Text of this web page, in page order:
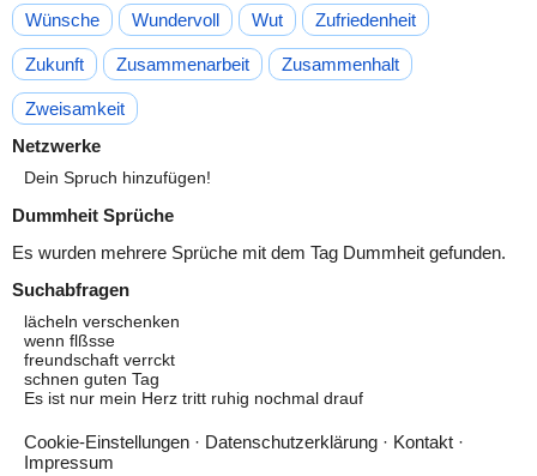
Wünsche Wundervoll Wut Zufriedenheit
Zukunft Zusammenarbeit Zusammenhalt
Zweisamkeit
Netzwerke
Dein Spruch hinzufügen!
Dummheit Sprüche
Es wurden mehrere Sprüche mit dem Tag Dummheit gefunden.
Suchabfragen
lächeln verschenken
wenn flßsse
freundschaft verrckt
schnen guten Tag
Es ist nur mein Herz tritt ruhig nochmal drauf
Cookie-Einstellungen · Datenschutzerklärung · Kontakt ·
Impressum